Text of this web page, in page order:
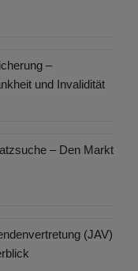
–
und Invalidität
– Den Markt
(JAV)